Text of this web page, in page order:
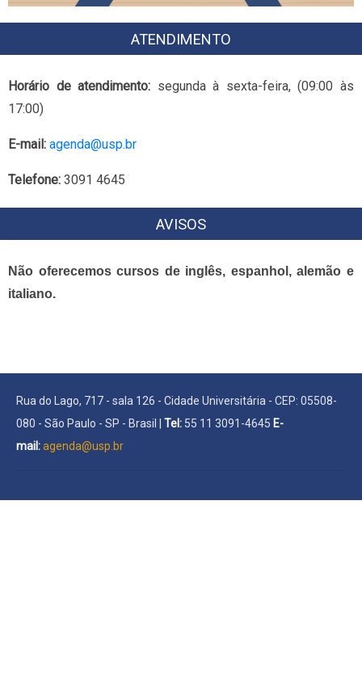
ATENDIMENTO
Horário de atendimento: segunda à sexta-feira, (09:00 às
17:00)
E-mail: agenda@usp.br
Telefone: 3091 4645
AVISOS
Não oferecemos cursos de inglês, espanhol, alemão e
italiano.
Rua do Lago, 717 - sala 126 - Cidade Universitária - CEP: 05508-
080 - São Paulo - SP - Brasil | Tel: 55 11 3091-4645 E-
mail:agenda@usp.br